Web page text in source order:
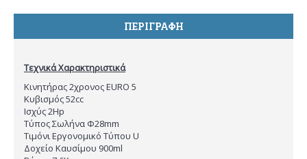
ΠΕΡΙΓΡΑΦΉ
Τεχνικά Χαρακτηριστικά
Κινητήρας 2χρονος EURO 5
Κυβισμός 52cc
Ισχύς 2Hp
Τύπος Σωλήνα Φ28mm
Τιμόνι Εργονομικό Τύπου U
Δοχείο Καυσίμου 900ml